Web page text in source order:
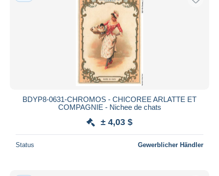
BDYP8-0631-CHROMOS - CHICOREE ARLATTE ET
COMPAGNIE - Nichee de chats
± 4,03 $
Status Gewerblicher Händler